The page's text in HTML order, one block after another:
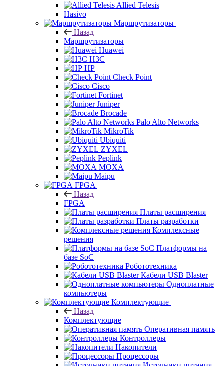
Allied Telesis
Hasivo
Маршрутизаторы
Назад
Маршрутизаторы
Huawei
H3C
HP
Check Point
Cisco
Fortinet
Juniper
Brocade
Palo Alto Networks
MikroTik
Ubiquiti
ZYXEL
Peplink
MOXA
Maipu
FPGA
Назад
FPGA
Платы расширения
Платы разработки
Комплексные
решения
Платформы на
базе SoC
Робототехника
Кабели USB Blaster
Одноплатные
компьютеры
Комплектующие
Назад
Комплектующие
Оперативная память
Контроллеры
Накопители
Процессоры